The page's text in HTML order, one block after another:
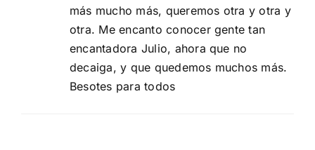
más mucho más, queremos otra y otra y
otra. Me encanto conocer gente tan
encantadora Julio, ahora que no
decaiga, y que quedemos muchos más.
Besotes para todos